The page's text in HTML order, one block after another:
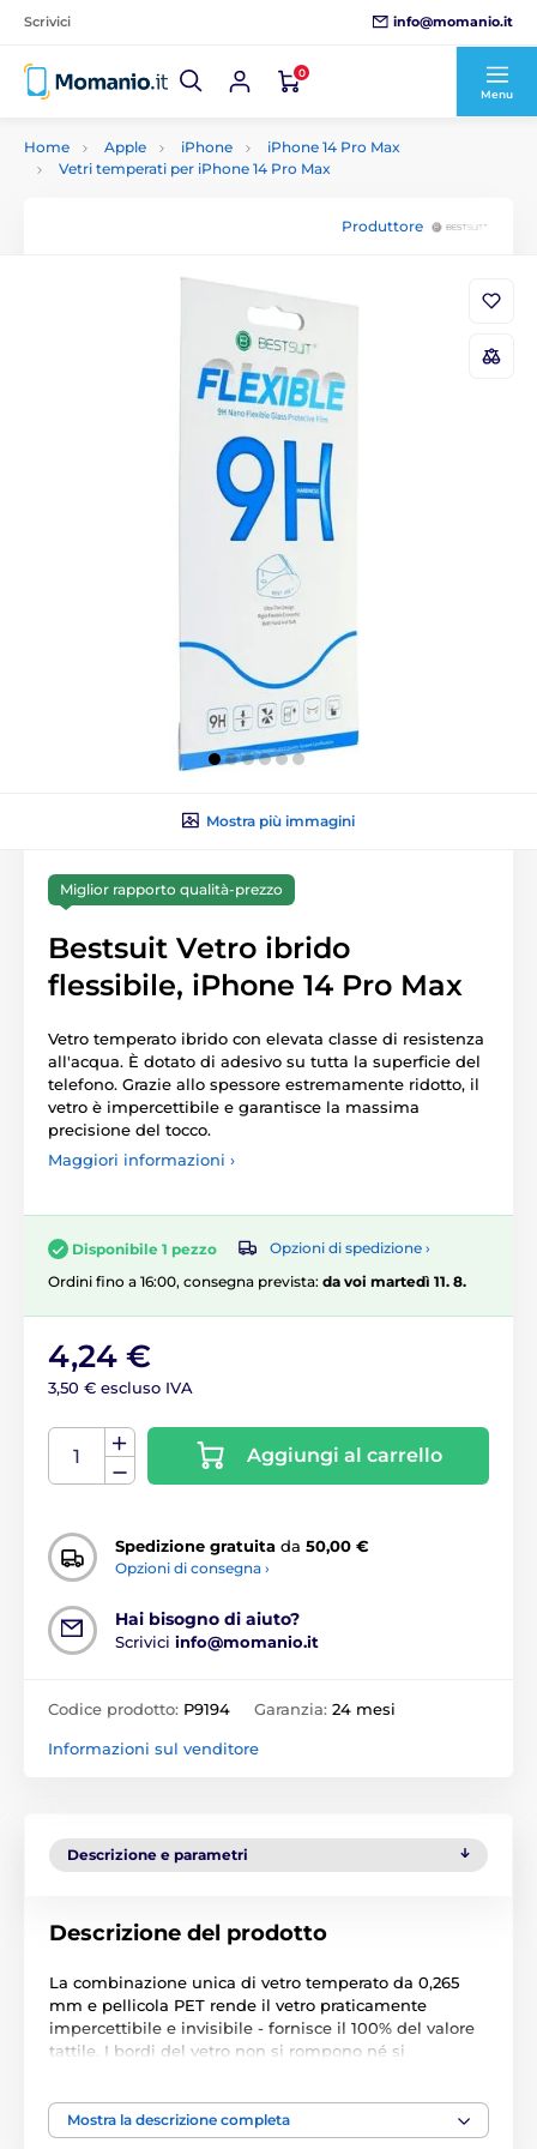
Scrivici info@momanio.it
0
Menu
Home Apple iPhone
iPhone 14 Pro Max
Vetri temperati per iPhone 14 Pro Max
Produttore
Mostra più immagini
Miglior rapporto qualità-prezzo
Bestsuit Vetro ibrido
flessibile, iPhone 14 Pro Max
Vetro temperato ibrido con elevata classe di resistenza
all'acqua. È dotato di adesivo su tutta la superficie del
telefono. Grazie allo spessore estremamente ridotto, il
vetro è impercettibile e garantisce la massima
precisione del tocco.
Maggiori informazioni ›
Disponibile 1 pezzo
Opzioni di spedizione ›
Ordini fino a 16:00, consegna prevista: da voi martedì 11. 8.
4,24 €
3,50 € escluso IVA
Aggiungi al carrello
Spedizione gratuita da 50,00 €
Opzioni di consegna ›
Hai bisogno di aiuto?
Scrivici info@momanio.it
Codice prodotto: P9194 Garanzia: 24 mesi
Informazioni sul venditore
Descrizione e parametri
Descrizione del prodotto
La combinazione unica di vetro temperato da 0,265
mm e pellicola PET rende il vetro praticamente
impercettibile e invisibile - fornisce il 100% del valore
tattile. I bordi del vetro non si rompono né si
adesione (colla su tutta la superficie) non si accumula
polvere né sporco sotto la pellicola. L'elevata
Mostra la descrizione completa